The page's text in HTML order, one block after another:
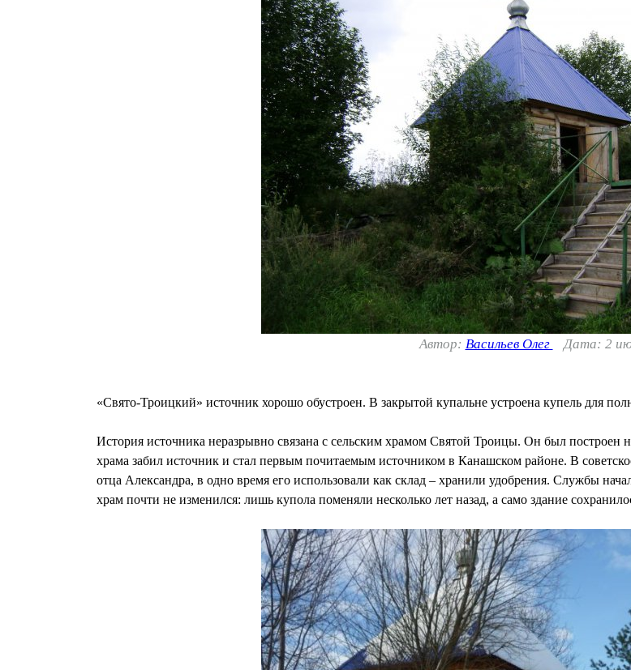
Автор: Васильев Олег Дата: 2
«Свято-Троицкий» источник хорошо обустроен. В закрытой купальне устроена купель для
История источника неразрывно связана с сельским храмом Святой Троицы. Он был построен
храма забил источник и стал первым почитаемым источником в Канашском районе. В
отца Александра, в одно время его использовали как склад – хранили удобрения. Службы
храм почти не изменился: лишь купола поменяли несколько лет назад, а само здание